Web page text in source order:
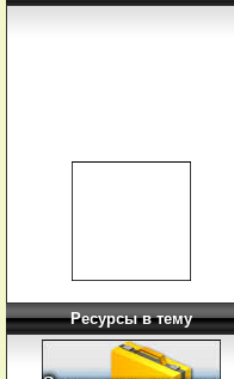
Ресурсы в тему